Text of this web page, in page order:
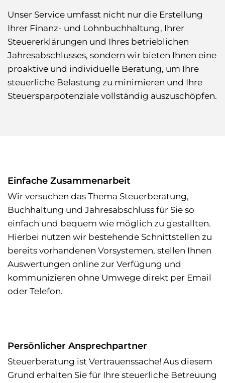
Unser Service umfasst nicht nur die Erstellung
Ihrer Finanz- und Lohnbuchhaltung, Ihrer
Steuererklärungen und Ihres betrieblichen
Jahresabschlusses, sondern wir bieten Ihnen eine
proaktive und individuelle Beratung, um Ihre
steuerliche Belastung zu minimieren und Ihre
Steuersparpotenziale vollständig auszuschöpfen.
Einfache Zusammenarbeit
Wir versuchen das Thema Steuerberatung,
Buchhaltung und Jahresabschluss für Sie so
einfach und bequem wie möglich zu gestallten.
Hierbei nutzen wir bestehende Schnittstellen zu
bereits vorhandenen Vorsystemen, stellen Ihnen
Auswertungen online zur Verfügung und
kommunizieren ohne Umwege direkt per Email
oder Telefon.
Persönlicher Ansprechpartner
Steuerberatung ist Vertrauenssache! Aus diesem
Grund erhalten Sie für Ihre steuerliche Betreuung